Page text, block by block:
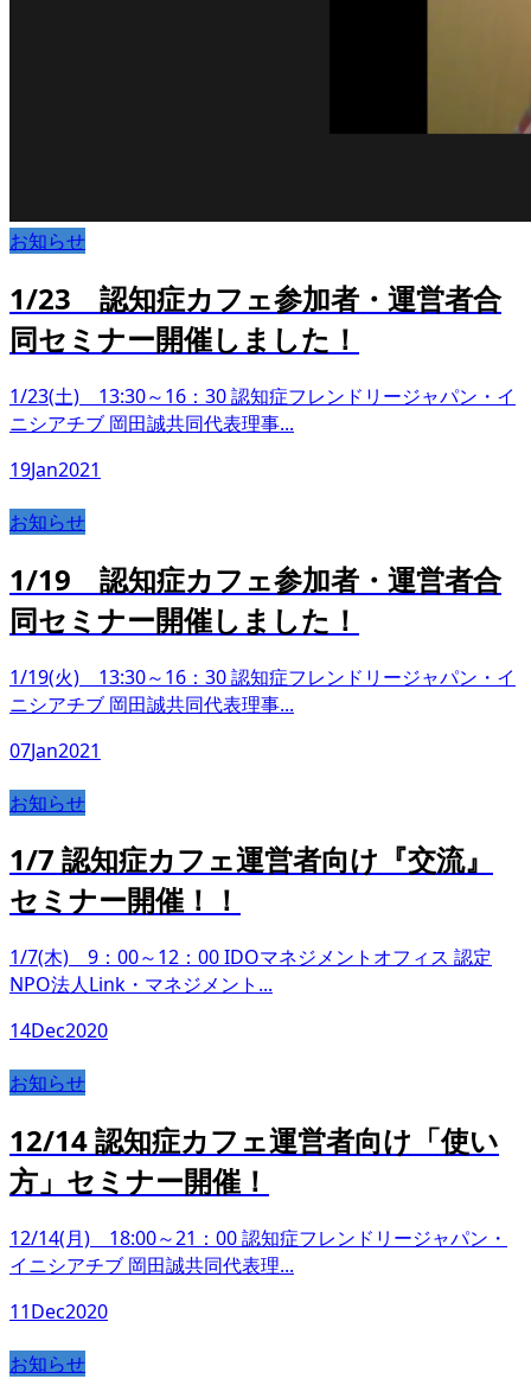
お知らせ
1/23 認知症カフェ参加者・運営者合
同セミナー開催しました！
1/23(土) 13:30～16：30 認知症フレンドリージャパン・イ
ニシアチブ 岡田誠共同代表理事...
19Jan2021
お知らせ
1/19 認知症カフェ参加者・運営者合
同セミナー開催しました！
1/19(火) 13:30～16：30 認知症フレンドリージャパン・イ
ニシアチブ 岡田誠共同代表理事...
07Jan2021
お知らせ
1/7 認知症カフェ運営者向け『交流』
セミナー開催！！
1/7(木) 9：00～12：00 IDOマネジメントオフィス 認定
NPO法人Link・マネジメント...
14Dec2020
お知らせ
12/14 認知症カフェ運営者向け「使い
方」セミナー開催！
12/14(月) 18:00～21：00 認知症フレンドリージャパン・
イニシアチブ 岡田誠共同代表理...
11Dec2020
お知らせ